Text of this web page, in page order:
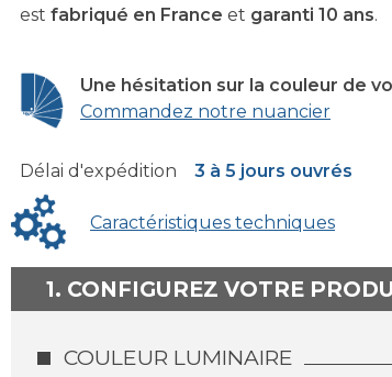
est fabriqué en France et garanti 10 ans.
Une hésitation sur la couleur de
Commandez notre nuancier
Délai d'expédition 3 à 5 jours ouvrés
Caractéristiques techniques
1. CONFIGUREZ VOTRE
COULEUR LUMINAIRE